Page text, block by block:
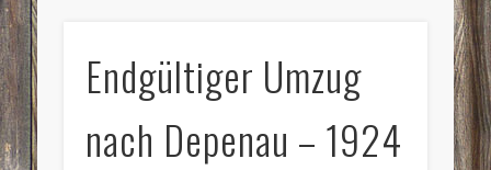
Endgültiger Umzug
nach Depenau – 1924